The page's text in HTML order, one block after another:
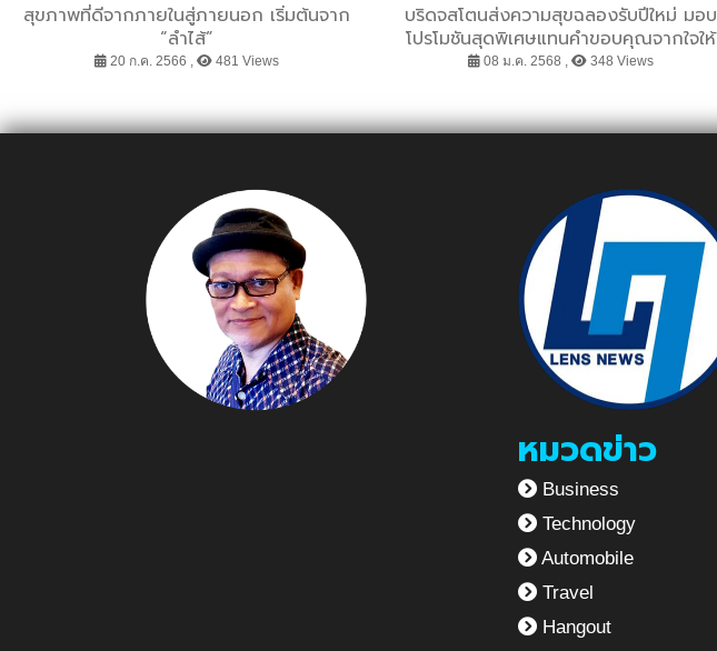
สุขภาพที่ดีจากภายในสู่ภายนอก เริ่มต้นจาก
“ลำไส้”
20 ก.ค. 2566 , 481 Views
บริดจสโตนส่งความสุขฉลองรับปีใหม่ มอบ
โปรโมชันสุดพิเศษแทนคำขอบคุณจากใจให้
ลูกค้า “ปีใหม่เปลี่ยนยางใหม่ บริดจสโตนลดให้
08 ม.ค. 2568 , 348 Views
หมวดข่าว
Business
Technology
Automobile
Travel
Hangout